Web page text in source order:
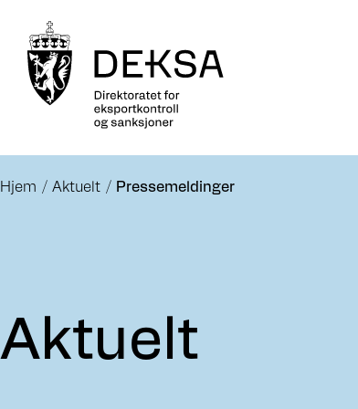
Hjem Aktuelt Pressemeldinger
Aktuelt